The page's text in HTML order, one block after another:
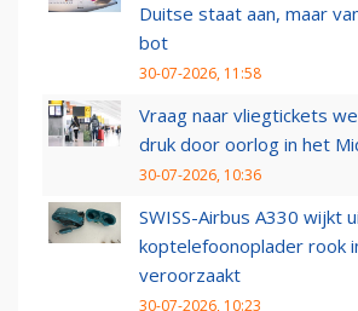
Duitse staat aan, maar
bot
30-07-2026, 11:58
Vraag naar vliegtickets
druk door oorlog in het
30-07-2026, 10:36
SWISS-Airbus A330 wijkt
koptelefoonoplader rook
veroorzaakt
30-07-2026, 10:23